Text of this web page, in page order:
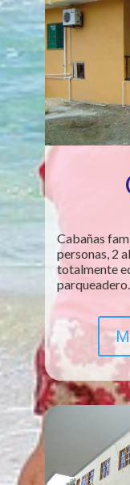
Cabañas
personas, 2
totalmente